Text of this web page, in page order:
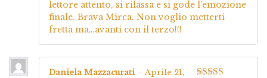
lettore attento, si rilassa e si gode l’emozione
finale. Brava Mirca. Non voglio metterti
fretta ma…avanti con il terzo!!!
Daniela Mazzacurati – Aprile 21,